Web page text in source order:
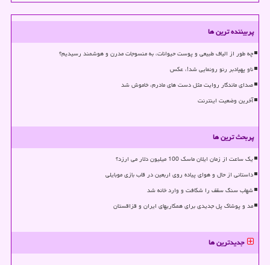
پربیننده ترین ها
چه طور از الیاف طبیعی و پوست حیوانات، به منسوجات مدرن و هوشمند رسیدیم؟
ناو پهپادبر رنو رونمایی شد!، عکس
صدای ماندگار روایت مثل دست های مادرم، خاموش شد
آخرین وضعیت اینترنت
پربحث ترین ها
یک ساعت از زمان ایلان ماسک 100 میلیون دلار می ارزد؟
داستانی از حال و هوای پیاده روی اربعین در قاب بازی موبایلی
شهاب سنگ سقف را شکافت و وارد خانه شد
مد و پوشاک پل جدیدی برای همکاریهای ایران و قزاقستان
جدیدترین ها